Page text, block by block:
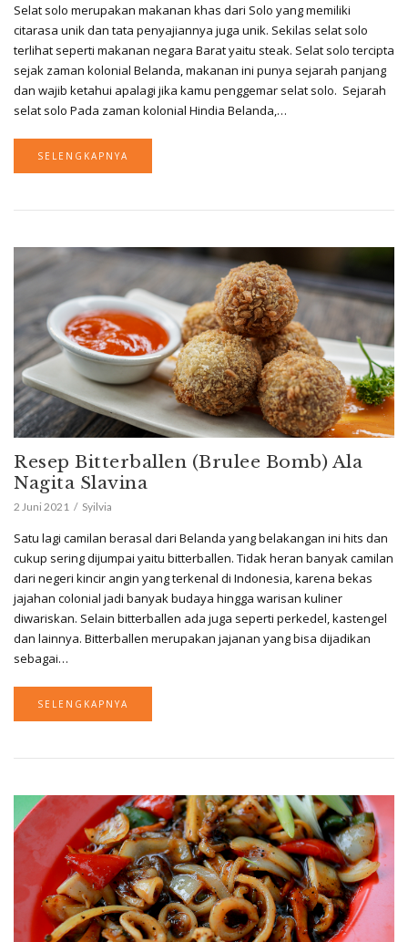
Selat solo merupakan makanan khas dari Solo yang memiliki
citarasa unik dan tata penyajiannya juga unik. Sekilas selat solo
terlihat seperti makanan negara Barat yaitu steak. Selat solo tercipta
sejak zaman kolonial Belanda, makanan ini punya sejarah panjang
dan wajib ketahui apalagi jika kamu penggemar selat solo. Sejarah
selat solo Pada zaman kolonial Hindia Belanda,…
SELENGKAPNYA
Resep Bitterballen (Brulee Bomb) Ala
Nagita Slavina
2 Juni 2021 Syilvia
Satu lagi camilan berasal dari Belanda yang belakangan ini hits dan
cukup sering dijumpai yaitu bitterballen. Tidak heran banyak camilan
dari negeri kincir angin yang terkenal di Indonesia, karena bekas
jajahan colonial jadi banyak budaya hingga warisan kuliner
diwariskan. Selain bitterballen ada juga seperti perkedel, kastengel
dan lainnya. Bitterballen merupakan jajanan yang bisa dijadikan
sebagai…
SELENGKAPNYA